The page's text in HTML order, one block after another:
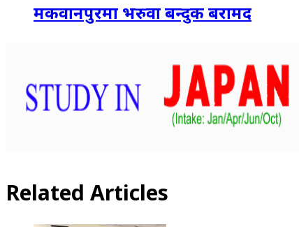
मकवानपुरमा भरुवा बन्दुक बरामद
Related Articles